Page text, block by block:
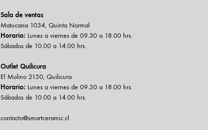
Sala de ventas
Matucana 1034, Quinta Normal
Horario: Lunes a viernes de 09.30 a 18.00 hrs.
Sábados de 10.00 a 14.00 hrs.
Outlet Quilicura
El Molino 2150, Quilicura
Horario: Lunes a viernes de 09.30 a 18.00 hrs.
Sábados de 10.00 a 14.00 hrs.
contacto@smartceramic.cl